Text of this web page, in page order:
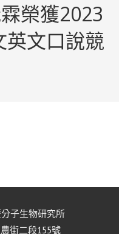
榮獲2023
英文口說競
子生物研究所
街二段155號